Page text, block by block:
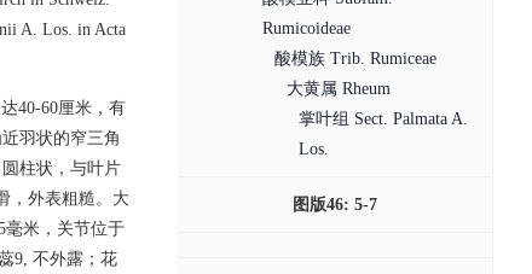
A. Los. in Acta
40-60厘米，有
羽状的窄三角
柱状，与叶片
，外表粗糙。大
毫米，关节位于
9, 不外露；花
Rumicoideae
酸模族 Trib. Rumiceae
大黄属 Rheum
掌叶组 Sect. Palmata A.
Los.
图版46: 5-7